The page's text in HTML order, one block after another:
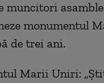
monumentul
de trei ani.
Marii Uniri: